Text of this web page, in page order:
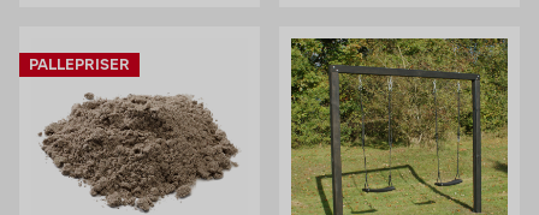
PALLEPRISER